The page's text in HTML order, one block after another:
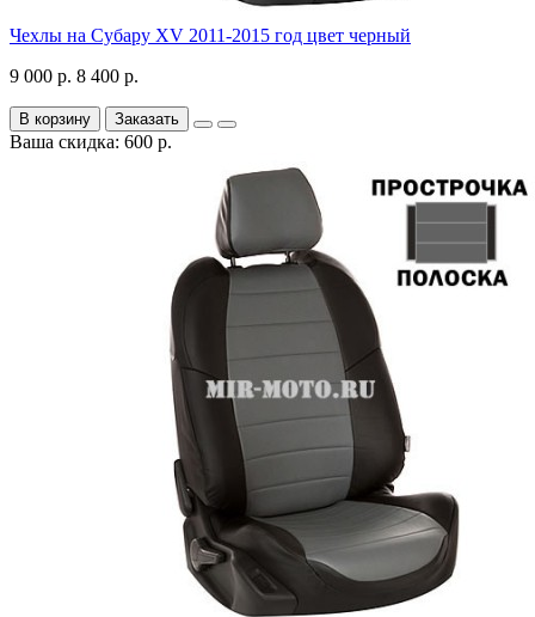
Чехлы на Субару XV 2011-2015 год цвет черный
9 000 р. 8 400 р.
В корзину Заказать
Ваша скидка: 600 р.